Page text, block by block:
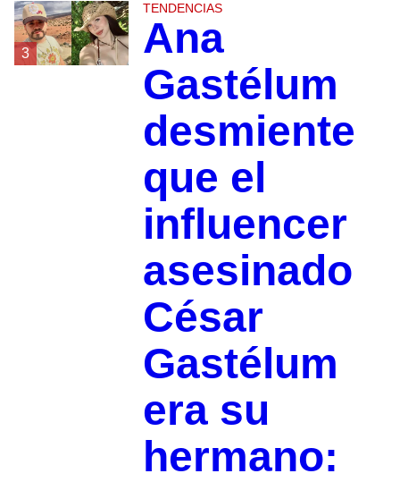
3
TENDENCIAS
Ana
Gastélum
desmiente
que el
influencer
asesinado
César
Gastélum
era su
hermano: